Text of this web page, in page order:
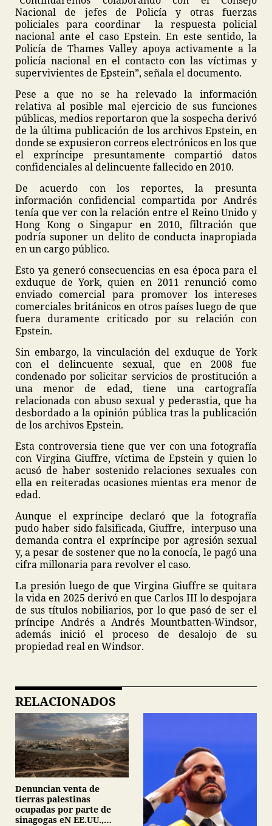
Nacional de jefes de Policía y otras fuerzas
policiales para coordinar la respuesta policial
nacional ante el caso Epstein. En este sentido, la
Policía de Thames Valley apoya activamente a la
policía nacional en el contacto con las víctimas y
supervivientes de Epstein”, señala el documento.
Pese a que no se ha relevado la información
relativa al posible mal ejercicio de sus funciones
públicas, medios reportaron que la sospecha derivó
de la última publicación de los archivos Epstein, en
donde se expusieron correos electrónicos en los que
el expríncipe presuntamente compartió datos
confidenciales al delincuente fallecido en 2010.
De acuerdo con los reportes, la presunta
información confidencial compartida por Andrés
tenía que ver con la relación entre el Reino Unido y
Hong Kong o Singapur en 2010, filtración que
podría suponer un delito de conducta inapropiada
en un cargo público.
Esto ya generó consecuencias en esa época para el
exduque de York, quien en 2011 renunció como
enviado comercial para promover los intereses
comerciales británicos en otros países luego de que
fuera duramente criticado por su relación con
Epstein.
Sin embargo, la vinculación del exduque de York
con el delincuente sexual, que en 2008 fue
condenado por solicitar servicios de prostitución a
una menor de edad, tiene una cartografía
relacionada con abuso sexual y pederastia, que ha
desbordado a la opinión pública tras la publicación
de los archivos Epstein.
Esta controversia tiene que ver con una fotografía
con Virgina Giuffre, víctima de Epstein y quien lo
acusó de haber sostenido relaciones sexuales con
ella en reiteradas ocasiones mientas era menor de
edad.
Aunque el expríncipe declaró que la fotografía
pudo haber sido falsificada, Giuffre, interpuso una
demanda contra el expríncipe por agresión sexual
y, a pesar de sostener que no la conocía, le pagó una
cifra millonaria para revolver el caso.
La presión luego de que Virgina Giuffre se quitara
la vida en 2025 derivó en que Carlos III lo despojara
de sus títulos nobiliarios, por lo que pasó de ser el
príncipe Andrés a Andrés Mountbatten-Windsor,
además inició el proceso de desalojo de su
propiedad real en Windsor.
RELACIONADOS
Denuncian venta de
tierras palestinas
ocupadas por parte de
sinagogas eN EE.UU.,